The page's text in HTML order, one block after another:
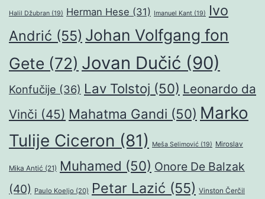
Halil Džubran (19) Herman Hese (31) Imanuel Kant (19)
Ivo
Andrić (55) Johan Volfgang fon
Gete (72) Jovan Dučić (90)
Konfučije (36) Lav Tolstoj (50) Leonardo da
Vinči (45) Mahatma Gandi (50) Marko
Tulije Ciceron (81) Meša Selimović (19) Miroslav
Mika Antić (21) Muhamed (50) Onore De Balzak
(40) Paulo Koeljo (20) Petar Lazić (55) Vinston Čerčil